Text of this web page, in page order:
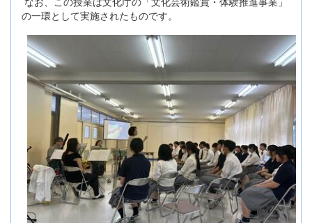
の一環として実施されたものです。